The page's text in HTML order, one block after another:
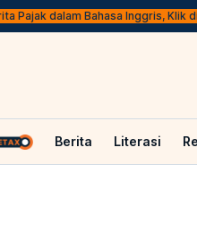
Pajak dalam Bahasa Inggris, Klik di
Berita Literasi